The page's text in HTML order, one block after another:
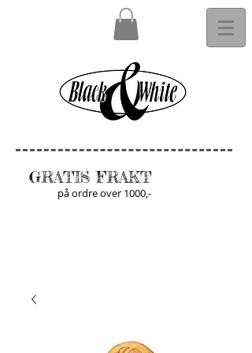
GRATIS FRAKT
på ordre over 1000,-